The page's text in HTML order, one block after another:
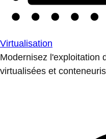
Virtualisation
Modernisez l'exploitation
virtualisées et